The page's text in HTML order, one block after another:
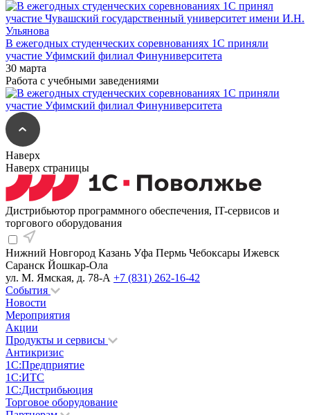
В ежегодных студенческих соревнованиях 1С приняли
участие Уфимский филиал Финуниверситета
30 марта
Работа с учебными заведениями
Наверх
Наверх страницы
Дистрибьютор программного обеспечения, IT-сервисов и
торгового оборудования
Нижний Новгород Казань Уфа Пермь Чебоксары Ижевск
Саранск Йошкар-Ола
ул. М. Ямская, д. 78-А +7 (831) 262-16-42
События
Новости
Мероприятия
Акции
Продукты и сервисы
Антикризис
1С:Предприятие
1С:ИТС
1С:Дистрибьюция
Торговое оборудование